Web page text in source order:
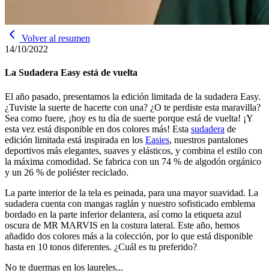
Volver al resumen
14/10/2022
La Sudadera Easy está de vuelta
El año pasado, presentamos la edición limitada de la sudadera Easy.
¿Tuviste la suerte de hacerte con una? ¿O te perdiste esta maravilla?
Sea como fuere, ¡hoy es tu día de suerte porque está de vuelta! ¡Y
esta vez está disponible en dos colores más! Esta sudadera de
edición limitada está inspirada en los Easies, nuestros pantalones
deportivos más elegantes, suaves y elásticos, y combina el estilo con
la máxima comodidad. Se fabrica con un 74 % de algodón orgánico
y un 26 % de poliéster reciclado.
La parte interior de la tela es peinada, para una mayor suavidad. La
sudadera cuenta con mangas raglán y nuestro sofisticado emblema
bordado en la parte inferior delantera, así como la etiqueta azul
oscura de MR MARVIS en la costura lateral. Este año, hemos
añadido dos colores más a la colección, por lo que está disponible
hasta en 10 tonos diferentes. ¿Cuál es tu preferido?
No te duermas en los laureles...